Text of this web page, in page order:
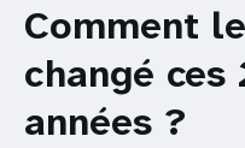
Comment
changé
années ?